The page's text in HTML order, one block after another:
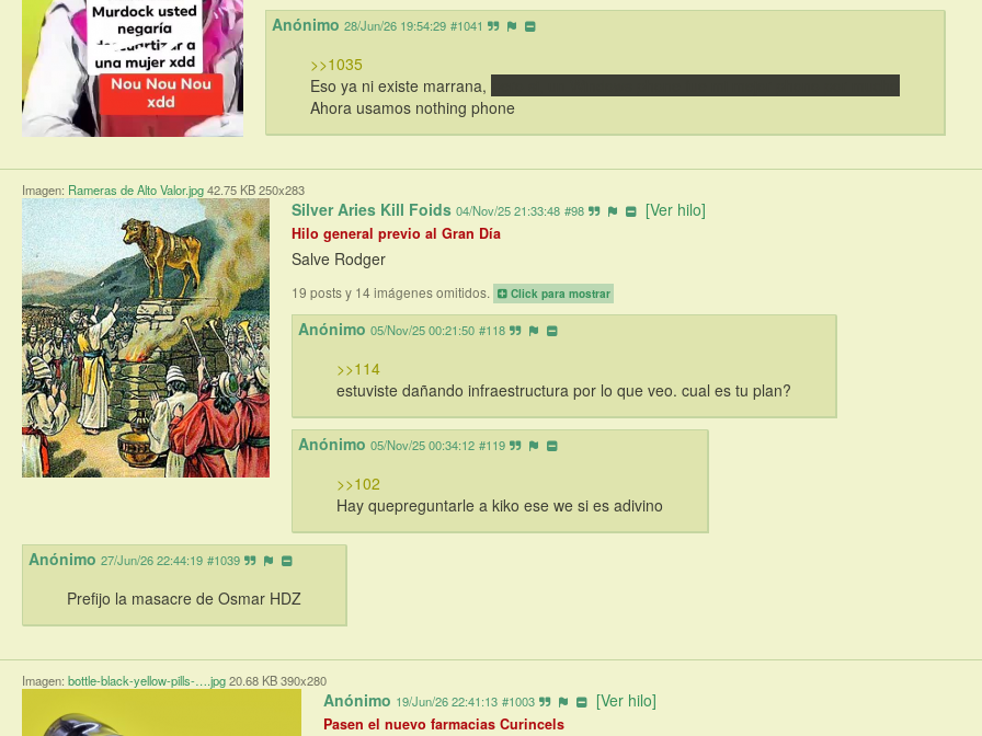
Anónimo 28/Jun/26 19:54:29 #1041
>>1035
Eso ya ni existe marrana,
Ahora usamos nothing phone
Imagen: Rameras de Alto Valor.jpg42.75 KB 250x283
Silver Aries Kill Foids 04/Nov/25 21:33:48 #98 [Ver hilo]
Hilo general previo al Gran Día
Salve Rodger
19 posts y 14 imágenes omitidos. Click para mostrar
Anónimo 05/Nov/25 00:21:50 #118
>>114
estuviste dañando infraestructura por lo que veo. cual es tu plan?
Anónimo 05/Nov/25 00:34:12 #119
>>102
Hay quepreguntarle a kiko ese we si es adivino
Anónimo 27/Jun/26 22:44:19 #1039
Prefijo la masacre de Osmar HDZ
Imagen: bottle-black-yellow-pills-….jpg20.68 KB 390x280
Anónimo 19/Jun/26 22:41:13 #1003 [Ver hilo]
Pasen el nuevo farmacias Curincels